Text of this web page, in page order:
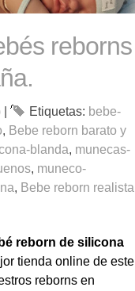
reborns
Etiquetas: bebe-
, Bebe reborn barato y
blanda, munecas-
, muneco-
, Bebe reborn realista
reborn de silicona
tienda online de este
reborns en